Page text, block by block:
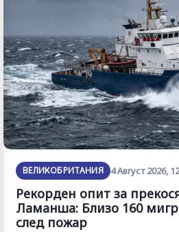
ВЕЛИКОБРИТАНИЯ 4 Август 2026,
Рекорден опит за
Ламанша: Близо 160
след пожар